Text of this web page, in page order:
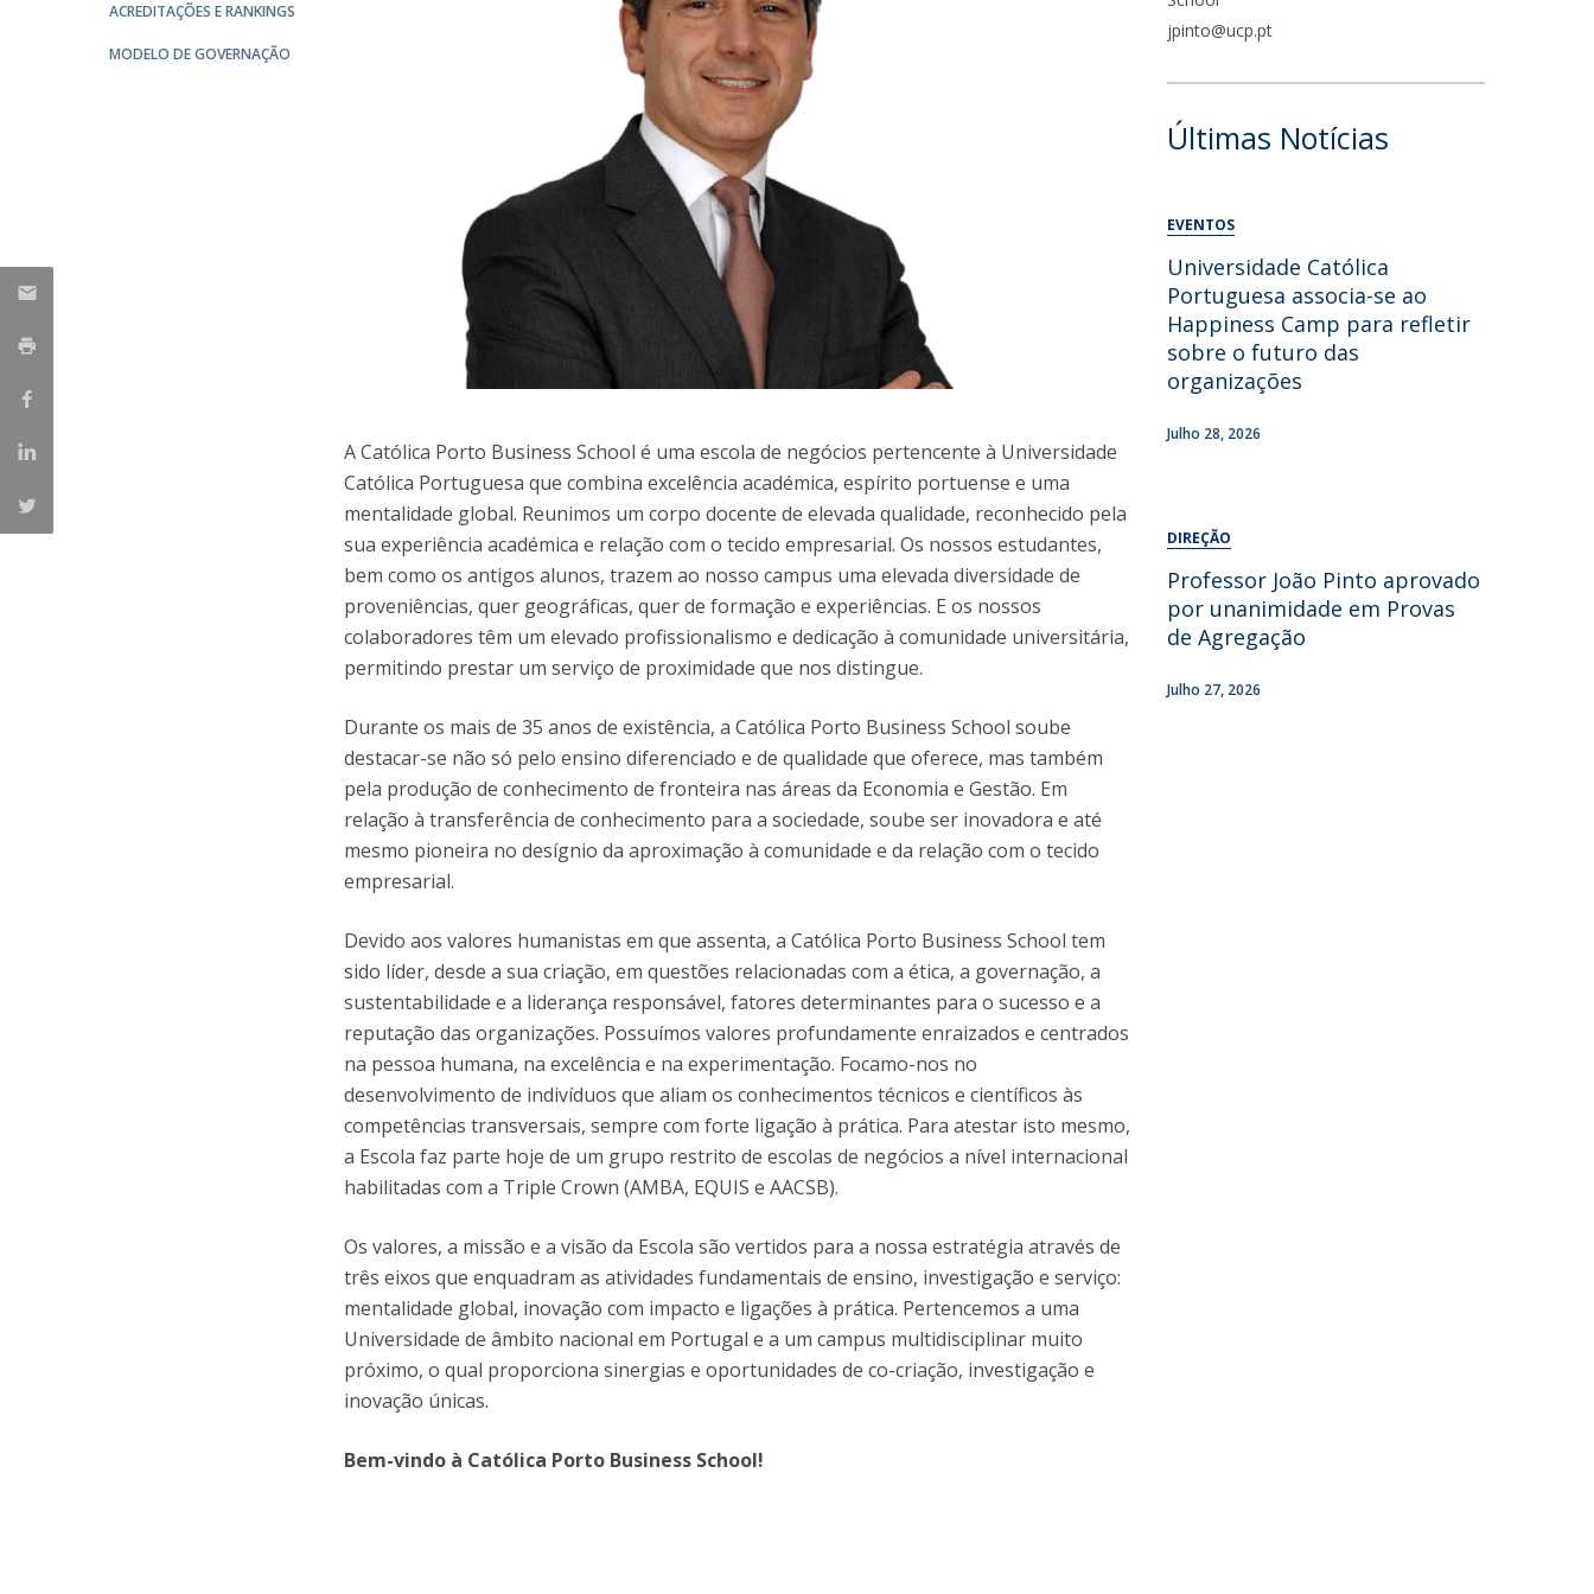
ACREDITAÇÕES E RANKINGS
MODELO DE GOVERNAÇÃO
A Católica Porto Business School é uma escola de negócios pertencente à Universidade
Católica Portuguesa que combina excelência académica, espírito portuense e uma
mentalidade global. Reunimos um corpo docente de elevada qualidade, reconhecido pela
sua experiência académica e relação com o tecido empresarial. Os nossos estudantes,
bem como os antigos alunos, trazem ao nosso campus uma elevada diversidade de
proveniências, quer geográficas, quer de formação e experiências. E os nossos
colaboradores têm um elevado profissionalismo e dedicação à comunidade universitária,
permitindo prestar um serviço de proximidade que nos distingue.
Durante os mais de 35 anos de existência, a Católica Porto Business School soube
destacar-se não só pelo ensino diferenciado e de qualidade que oferece, mas também
pela produção de conhecimento de fronteira nas áreas da Economia e Gestão. Em
relação à transferência de conhecimento para a sociedade, soube ser inovadora e até
mesmo pioneira no desígnio da aproximação à comunidade e da relação com o tecido
empresarial.
Devido aos valores humanistas em que assenta, a Católica Porto Business School tem
sido líder, desde a sua criação, em questões relacionadas com a ética, a governação, a
sustentabilidade e a liderança responsável, fatores determinantes para o sucesso e a
reputação das organizações. Possuímos valores profundamente enraizados e centrados
na pessoa humana, na excelência e na experimentação. Focamo-nos no
desenvolvimento de indivíduos que aliam os conhecimentos técnicos e científicos às
competências transversais, sempre com forte ligação à prática. Para atestar isto mesmo,
a Escola faz parte hoje de um grupo restrito de escolas de negócios a nível internacional
habilitadas com a Triple Crown (AMBA, EQUIS e AACSB).
Os valores, a missão e a visão da Escola são vertidos para a nossa estratégia através de
três eixos que enquadram as atividades fundamentais de ensino, investigação e serviço:
mentalidade global, inovação com impacto e ligações à prática. Pertencemos a uma
Universidade de âmbito nacional em Portugal e a um campus multidisciplinar muito
próximo, o qual proporciona sinergias e oportunidades de co-criação, investigação e
inovação únicas.
Bem-vindo à Católica Porto Business School!
jpinto@ucp.pt
Últimas Notícias
EVENTOS
Universidade Católica
Portuguesa associa-se ao
Happiness Camp para refletir
sobre o futuro das
organizações
Julho 28, 2026
DIREÇÃO
Professor João Pinto aprovado
por unanimidade em Provas
de Agregação
Julho 27, 2026